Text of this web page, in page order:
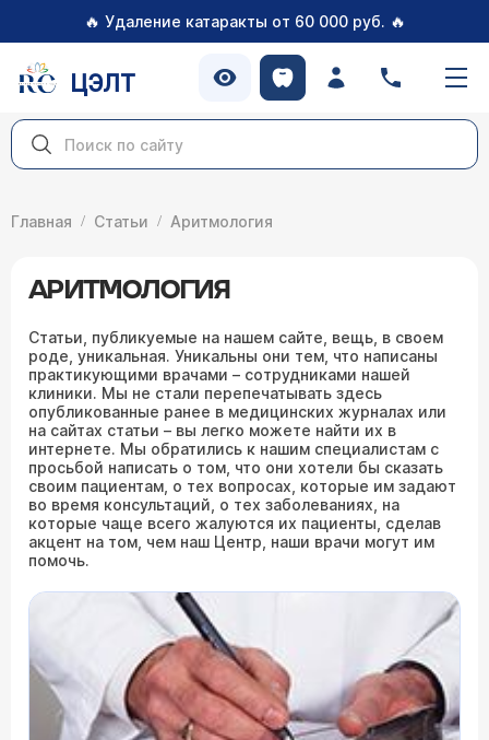
🔥 Удаление катаракты от 60 000 руб. 🔥
ЦЭЛТ
Главная Статьи Аритмология
АРИТМОЛОГИЯ
Статьи, публикуемые на нашем сайте, вещь, в своем
роде, уникальная. Уникальны они тем, что написаны
практикующими врачами – сотрудниками нашей
клиники. Мы не стали перепечатывать здесь
опубликованные ранее в медицинских журналах или
на сайтах статьи – вы легко можете найти их в
интернете. Мы обратились к нашим специалистам с
просьбой написать о том, что они хотели бы сказать
своим пациентам, о тех вопросах, которые им задают
во время консультаций, о тех заболеваниях, на
которые чаще всего жалуются их пациенты, сделав
акцент на том, чем наш Центр, наши врачи могут им
помочь.